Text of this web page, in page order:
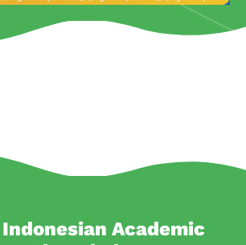
Academic